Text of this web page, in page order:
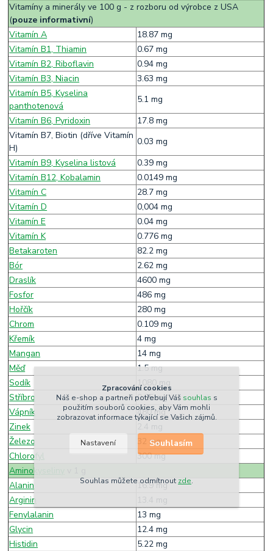
Vitamíny a minerály ve 100 g - z rozboru od výrobce z USA
(pouze informativní)
Vitamín A
18.87 mg
Vitamín B1, Thiamin
0.67 mg
Vitamín B2, Riboflavin
0.94 mg
Vitamín B3, Niacin
3.63 mg
Vitamín B5, Kyselina
panthotenová
5.1 mg
Vitamín B6, Pyridoxin
17.8 mg
Vitamín B7, Biotin (dříve Vitamín
H)
0.03 mg
Vitamín B9, Kyselina listová
0.39 mg
Vitamín B12, Kobalamin
0.0149 mg
Vitamín C
28.7 mg
Vitamín D
0,004 mg
Vitamín E
0.04 mg
Vitamín K
0.776 mg
Betakaroten
82.2 mg
Bór
2.62 mg
Draslík
4600 mg
Fosfor
486 mg
Hořčík
280 mg
Chrom
0.109 mg
Křemík
4 mg
Mangan
14 mg
Měď
1.5 mg
Sodík
1080 mg
Stříbro
0.05 mg
Vápník
480 mg
Zinek
2.4 mg
Železo
32 mg
Chlorofyl
300 mg
Aminokyseliny
Alanin
16.9 mg
Arginin
13.4 mg
Fenylalanin
13 mg
Glycin
12.4 mg
Histidin
5.22 mg
Zpracování cookies
Náš e-shop a partneři potřebují Váš souhlas s
použitím souborů cookies, aby Vám mohli
zobrazovat informace týkající se Vašich zájmů.
Nastavení Souhlasím
Souhlas můžete odmítnout zde.